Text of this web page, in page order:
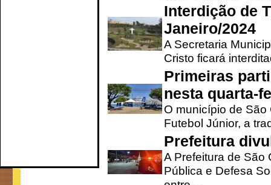
Interdição de
Janeiro/2024
A Secretaria
Cristo ficará
Primeiras
nesta quarta-
O município de
Futebol Júnior, a
Prefeitura
A Prefeitura de São
Pública e Defesa